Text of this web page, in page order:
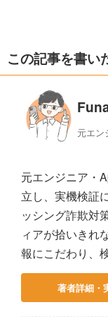
この記事を書い
元エン
元エンジニア・
立し、実機検証
ッシング詐欺対
ィアが拾いきれ
報にこだわり、
著者詳細・